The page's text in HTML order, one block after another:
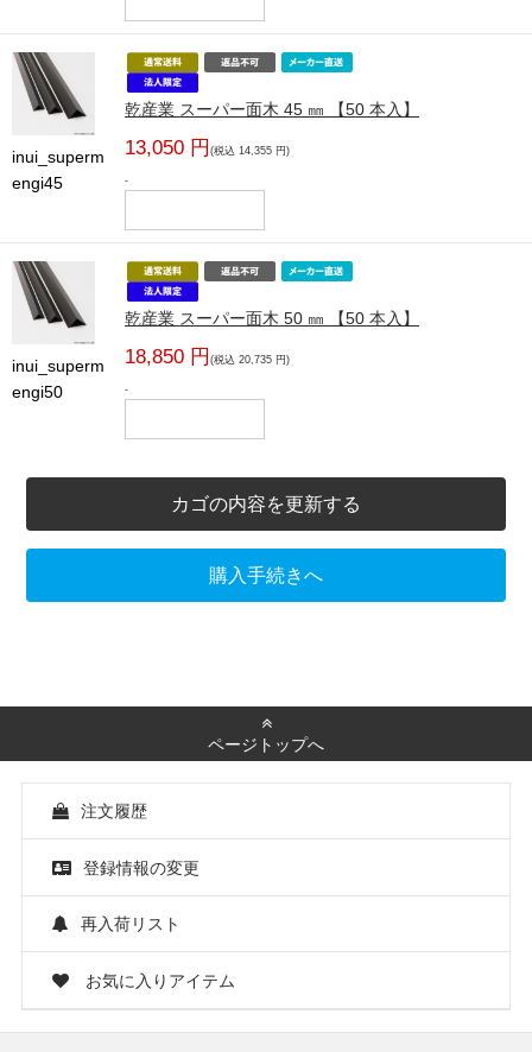
inui_superm
engi45
乾産業 スーパー面木 45 ㎜ 【50 本入】
13,050 円 (税込 14,355 円)
-
inui_superm
engi50
乾産業 スーパー面木 50 ㎜ 【50 本入】
18,850 円 (税込 20,735 円)
-
カゴの内容を更新する
購入手続きへ
ページトップへ
注文履歴
登録情報の変更
再入荷リスト
お気に入りアイテム